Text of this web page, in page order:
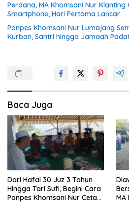
Perdana, MA Khomsani Nur Klanting
Smartphone, Hari Pertama Lancar
Ponpes Khomsani Nur Lumajang
Kurban, Santri hingga Jamaah
Baca Juga
Dari Hafal 30 Juz 3 Tahun
Hingga Tari Sufi, Begini Cara
Ponpes Khomsani Nur Cetak
MA